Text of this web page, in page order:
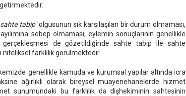
tabip"olgusunun sık karşılaşılan bir durum olmaması,
sebep olmaması, eylemin sonuçlarının genellikle
gerçekleşmesi de gözetildiğinde sahte tabip ile sahte
farklılık görülmektedir.
genellikle kamuda ve kurumsal yapılar altında icra
ağırlıklı olarak bireysel muayenehanelerde hizmet
sunumundaki bu farklılık da dişhekiminin sahtesinin